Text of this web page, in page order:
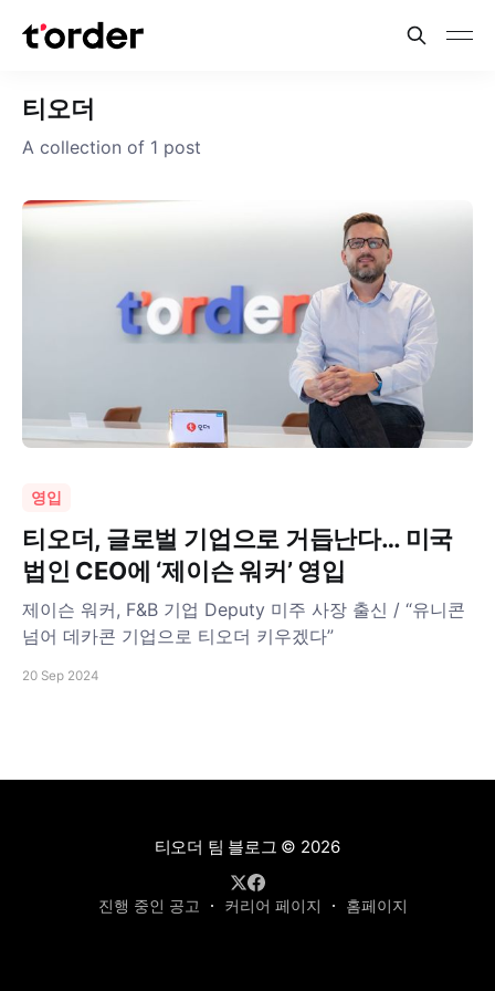
티오더
A collection of 1 post
영입
티오더, 글로벌 기업으로 거듭난다… 미국
법인 CEO에 ‘제이슨 워커’ 영입
제이슨 워커, F&B 기업 Deputy 미주 사장 출신 / “유니콘
넘어 데카콘 기업으로 티오더 키우겠다”
20 Sep 2024
티오더 팀 블로그 © 2026
진행 중인 공고 커리어 페이지 홈페이지